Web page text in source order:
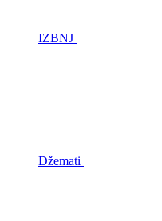
IZBNJ
Džemati